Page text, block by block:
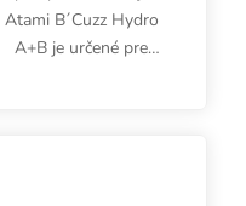
Atami B´Cuzz Hydro
A+B je určené pre